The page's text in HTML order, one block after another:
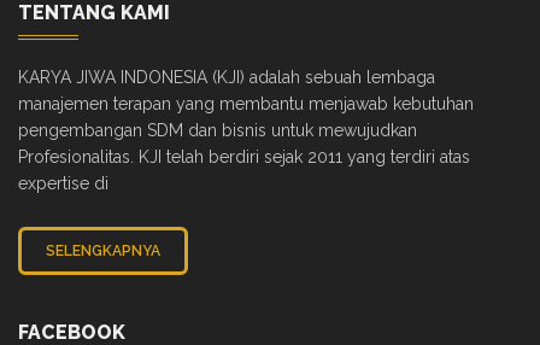
TENTANG KAMI
KARYA JIWA INDONESIA (KJI) adalah sebuah lembaga
manajemen terapan yang membantu menjawab kebutuhan
pengembangan SDM dan bisnis untuk mewujudkan
Profesionalitas. KJI telah berdiri sejak 2011 yang terdiri atas
expertise di
SELENGKAPNYA
FACEBOOK